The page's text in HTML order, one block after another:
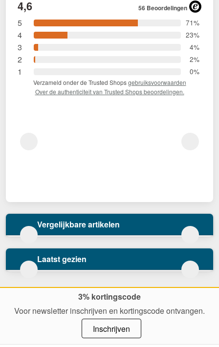
4,6 56 Beoordelingen
5 71%
4 23%
3 4%
2 2%
1 0%
Verzameld onder de Trusted Shopsgebruiksvoorwaarden
Over de authenticiteit van Trusted Shops beoordelingen.
Vergelijkbare artikelen
Laatst gezien
3% kortingscode
Voor newsletter inschrijven en kortingscode ontvangen.
Inschrijven